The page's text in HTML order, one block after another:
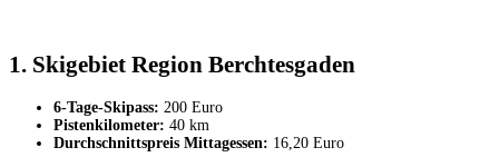
1. Skigebiet Region Berchtesgaden
6-Tage-Skipass: 200 Euro
Pistenkilometer: 40 km
Durchschnittspreis Mittagessen: 16,20 Euro